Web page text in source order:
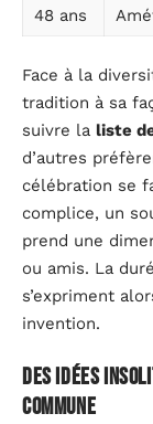
48 ans
Face à la
tradition à sa
suivre la liste
d’autres
célébration se
complice, un
prend une
ou amis. La
s’expriment
invention.
Des idées
commune